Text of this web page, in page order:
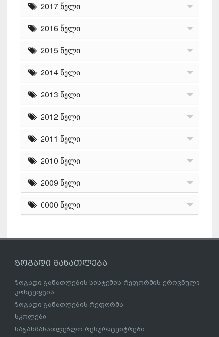
2017 წელი
2016 წელი
2015 წელი
2014 წელი
2013 წელი
2012 წელი
2011 წელი
2010 წელი
2009 წელი
0000 წელი
ზოგადი განათლება
ზოგადი განათლების სისტემის რეფორმის ეროვნული
კონცეფცია
ზოგადი განათლების რეფორმა
სკოლები
საგანმანათლებლო რესურსცენტრები